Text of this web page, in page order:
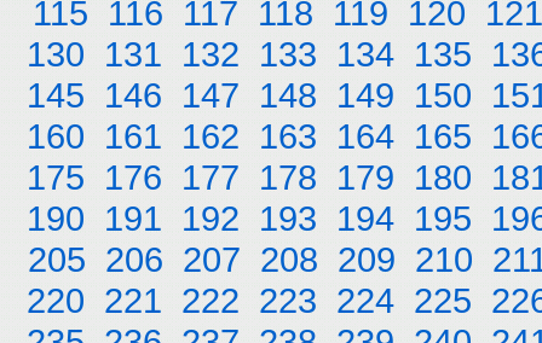
115 116 117 118 119 120 121
130 131 132 133 134 135
145 146 147 148 149 150
160 161 162 163 164 165
175 176 177 178 179 180
190 191 192 193 194 195
205 206 207 208 209 210
220 221 222 223 224 225